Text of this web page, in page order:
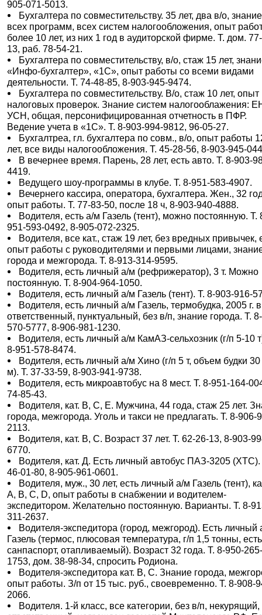
905-071-5013.
Бухгалтера по совместительству. 35 лет, два в/о, знание
всех программ, всех систем налогообложения, опыт
более 10 лет, из них 1 год в аудиторской фирме. Т. дом.
13, раб. 78-54-21.
Бухгалтера по совместительству, в/о, стаж 15 лет,
«Инфо-бухгалтер», «1С», опыт работы со всеми видами
деятельности. Т. 74-48-85, 8-903-945-9474.
Бухгалтера по совместительству. В/о, стаж 10 лет, опыт
налоговых проверок. Знание систем налогооблажения:
УСН, общая, персонифицированная отчетность в ПФР.
Ведение учета в «1С». Т. 8-903-994-9812, 96-05-27.
Бухгалтреа, гл. бухгалтера по совм., в/о, опыт работы
лет, все виды налогообложения. Т. 45-28-56, 8-903-945-
В вечернее время. Парень, 28 лет, есть авто. Т. 8-903-
4419.
Ведущего шоу-программы в клубе. Т. 8-951-583-4907.
Вечернего кассира, оператора, бухгалтера. Жен., 32
опыт работы. Т. 77-83-50, после 18 ч, 8-903-940-4888.
Водителя, есть а/м Газель (тент), можно постоянную. Т.
951-593-0492, 8-905-072-2325.
Водителя, все кат., стаж 19 лет, без вредных привычек,
опыт работы с руководителями и первыми лицами,
города и межгорода. Т. 8-913-314-9595.
Водителя, есть личный а/м (рефрижератор), 3 т. Можно
постоянную. Т. 8-904-964-1050.
Водителя, есть личный а/м Газель (тент). Т. 8-903-916-
Водителя, есть личный а/м Газель, термобудка, 2005 г.
ответственный, пунктуальный, без в/п, знание города. Т.
570-5777, 8-906-981-1230.
Водителя, есть личный а/м КамАЗ-сельхозник (г/п 5-10
8-951-578-8474.
Водителя, есть личный а/м Хино (г/п 5 т, объем будки 30
м). Т. 37-33-59, 8-903-941-9738.
Водителя, есть микроавтобус на 8 мест. Т. 8-951-164-
74-85-43.
Водителя, кат. В, С, Е. Мужчина, 44 года, стаж 25 лет.
города, межгорода. Уголь и такси не предлагать. Т. 8-906-
2113.
Водителя, кат. В, С. Возраст 37 лет. Т. 62-26-13, 8-903-
6770.
Водителя, кат. Д. Есть личный автобус ПАЗ-3205 (ХТС).
46-01-80, 8-905-961-0601.
Водителя, муж., 30 лет, есть личный а/м Газель (тент),
А, В, С, D, опыт работы в снабжении и водителем-
экспедитором. Желательно постоянную. Варианты. Т. 8-
311-2637.
Водителя-экспедитора (город, межгород). Есть личный
Газель (термос, плюсовая температура, г/п 1,5 тонны, есть
санпаспорт, отапливаемый). Возраст 32 года. Т. 8-950-
1753, дом. 38-98-34, спросить Родиона.
Водителя-экспедитора кат. В, С. Знание города,
опыт работы. З/п от 15 тыс. руб., своевременно. Т. 8-908-
2066.
Водителя. 1-й класс, все категории, без в/п, некурящий,